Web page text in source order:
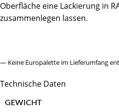
Oberfläche eine Lackierung in
zusammenlegen lassen.
— Keine Europalette im Lieferumfang
Technische Daten
GEWICHT